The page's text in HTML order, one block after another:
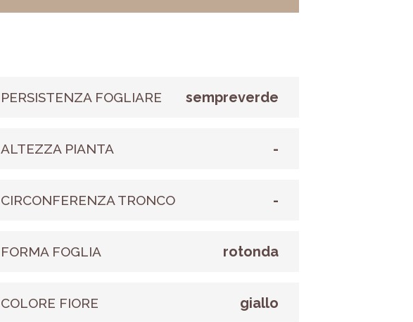
PERSISTENZA FOGLIARE sempreverde
ALTEZZA PIANTA -
CIRCONFERENZA TRONCO -
FORMA FOGLIA rotonda
COLORE FIORE giallo